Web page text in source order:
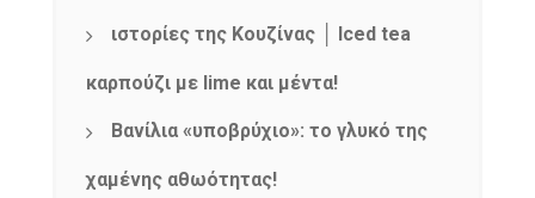
ιστορίες της Κουζίνας │ Iced tea
καρπούζι με lime και μέντα!
Βανίλια «υποβρύχιο»: το γλυκό της
χαμένης αθωότητας!